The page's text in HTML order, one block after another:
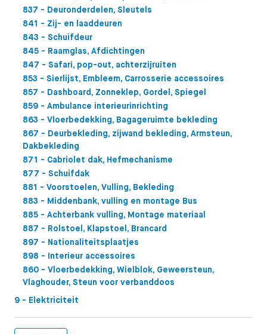
837 - Deuronderdelen, Sleutels
841 - Zij- en laaddeuren
843 - Schuifdeur
845 - Raamglas, Afdichtingen
847 - Safari, pop-out, achterzijruiten
853 - Sierlijst, Embleem, Carrosserie accessoires
857 - Dashboard, Zonneklep, Gordel, Spiegel
859 - Ambulance interieurinrichting
863 - Vloerbedekking, Bagageruimte bekleding
867 - Deurbekleding, zijwand bekleding, Armsteun,
Dakbekleding
871 - Cabriolet dak, Hefmechanisme
877 - Schuifdak
881 - Voorstoelen, Vulling, Bekleding
883 - Middenbank, vulling en montage Bus
885 - Achterbank vulling, Montage materiaal
887 - Rolstoel, Klapstoel, Brancard
897 - Nationaliteitsplaatjes
898 - Interieur accessoires
860 - Vloerbedekking, Wielblok, Geweersteun,
Vlaghouder, Steun voor verbanddoos
9 - Elektriciteit